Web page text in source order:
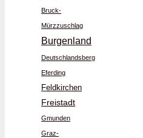
Bruck-
Mürzzuschlag
Burgenland
Deutschlandsberg
Eferding
Feldkirchen
Freistadt
Gmunden
Graz-